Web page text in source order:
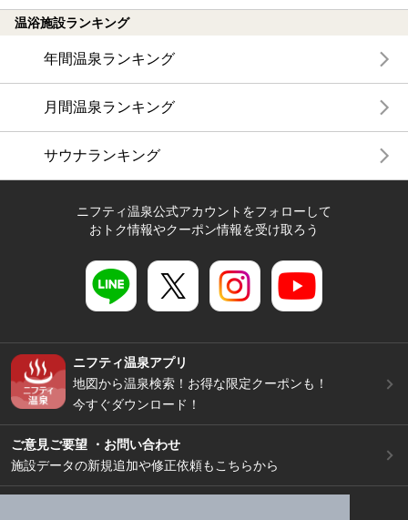
温浴施設ランキング
年間温泉ランキング
月間温泉ランキング
サウナランキング
ニフティ温泉公式アカウントをフォローして
おトク情報やクーポン情報を受け取ろう
ニフティ温泉アプリ
地図から温泉検索！お得な限定クーポンも！
今すぐダウンロード！
ご意見ご要望 ・お問い合わせ
施設データの新規追加や修正依頼もこちらから